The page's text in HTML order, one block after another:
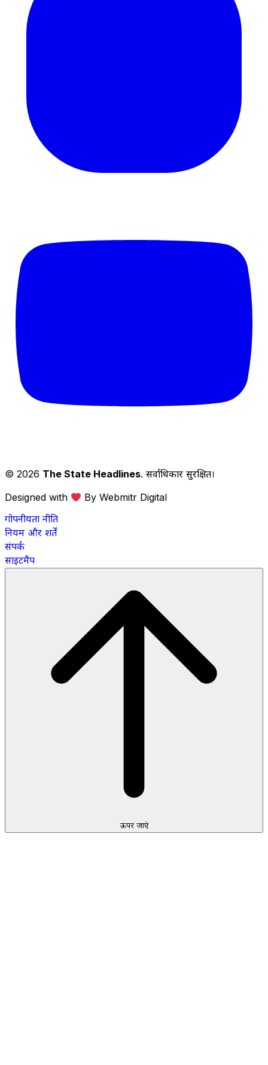
© 2026 The State Headlines. सर्वाधिकार सुरक्षित।
Designed with
By Webmitr Digital
गोपनीयता नीति
नियम और शर्तें
संपर्क
साइटमैप
ऊपर जाएं